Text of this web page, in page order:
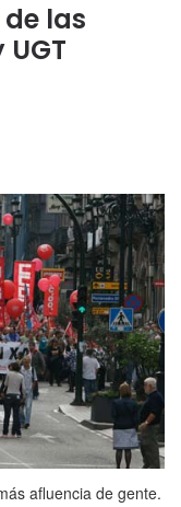
las
afluencia de gente.